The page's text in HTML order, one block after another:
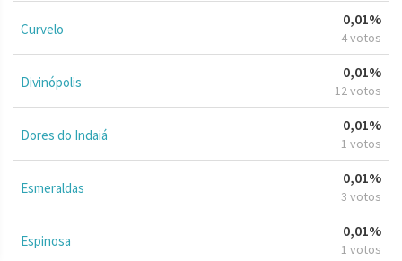
Curvelo
0,01%
4 votos
Divinópolis
0,01%
12 votos
Dores do Indaiá
0,01%
1 votos
Esmeraldas
0,01%
3 votos
Espinosa
0,01%
1 votos